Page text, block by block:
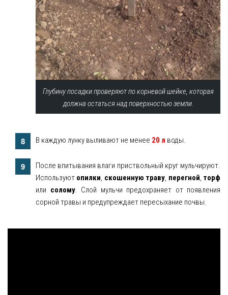
Глубину посадки проверяют по корневой шейке, которая
должна остаться над поверхностью земли.
В каждую лунку выливают не менее 20 л воды.
После впитывания влаги приствольный круг мульчируют.
Используют опилки, скошенную траву, перегной, торф
или солому. Слой мульчи предохраняет от появления
сорной травы и предупреждает пересыхание почвы.